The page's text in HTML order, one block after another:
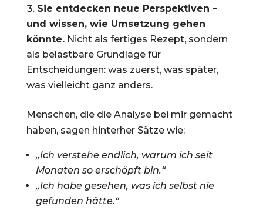
Sie entdecken neue Perspektiven –
und wissen, wie Umsetzung gehen
könnte.Nicht als fertiges Rezept, sondern
als belastbare Grundlage für
Entscheidungen: was zuerst, was später,
was vielleicht ganz anders.
Menschen, die die Analyse bei mir gemacht
haben, sagen hinterher Sätze wie:
„Ich verstehe endlich, warum ich seit
Monaten so erschöpft bin.“
„Ich habe gesehen, was ich selbst nie
gefunden hätte.“